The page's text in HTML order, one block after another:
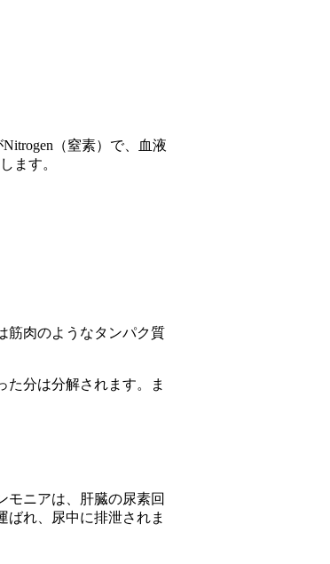
（窒素）で、血液
ます。
筋肉のようなタンパク質
た分は分解されます。ま
モニアは、肝臓の尿素回
ばれ、尿中に排泄されま